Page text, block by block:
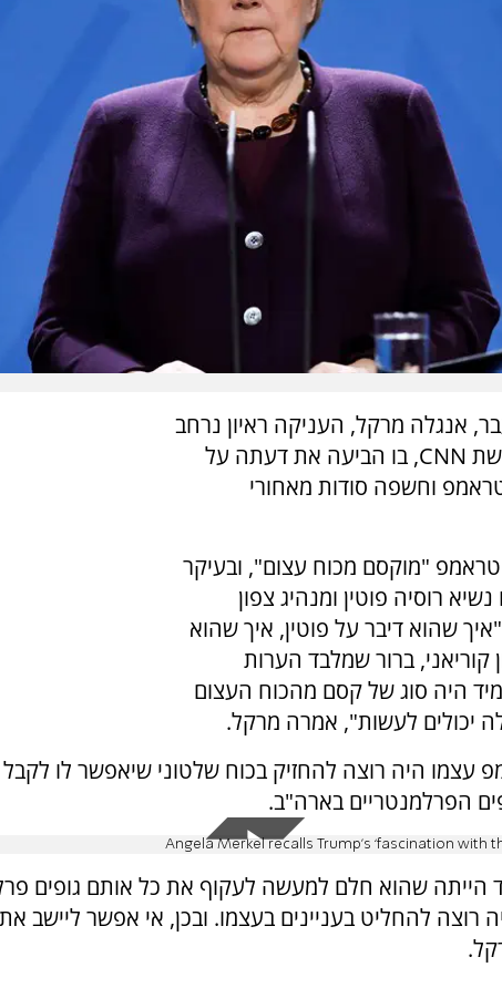
אנגלה מרקל, העניקה ראיון נרחב
CNN, בו הביעה את דעתה על
וחשפה סודות מאחורי
טראמפ "מוקסם מכוח עצום", ובעיקר
רוסיה פוטין ומנהיג צפון
שהוא דיבר על פוטין, איך שהוא
קוריאני, ברור שמלבד הערות
היה סוג של קסם מהכוח העצום
יכולים לעשות", אמרה מרקל.
עצמו היה רוצה להחזיק בכוח שלטוני שיאפשר לו
הפרלמנטריים בארה"ב.
Angela Merkel recalls Trump’s ‘fascination with
שהוא חלם למעשה לעקוף את כל אותם גופים
רוצה להחליט בעניינים בעצמו. ובכן, אי אפשר ליישב